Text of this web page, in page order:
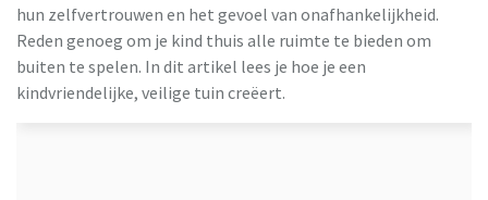
hun zelfvertrouwen en het gevoel van onafhankelijkheid.
Reden genoeg om je kind thuis alle ruimte te bieden om
buiten te spelen. In dit artikel lees je hoe je een
kindvriendelijke, veilige tuin creëert.